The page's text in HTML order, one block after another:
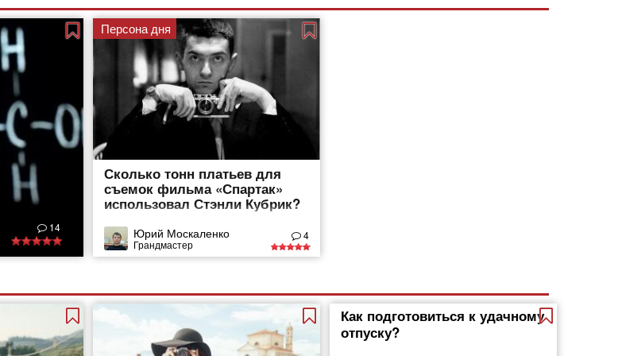
14
Персона дня
Сколько тонн платьев для
съемок фильма «Спартак»
использовал Стэнли Кубрик?
Юрий Москаленко
Грандмастер
4
Как подготовиться к удачному
отпуску?